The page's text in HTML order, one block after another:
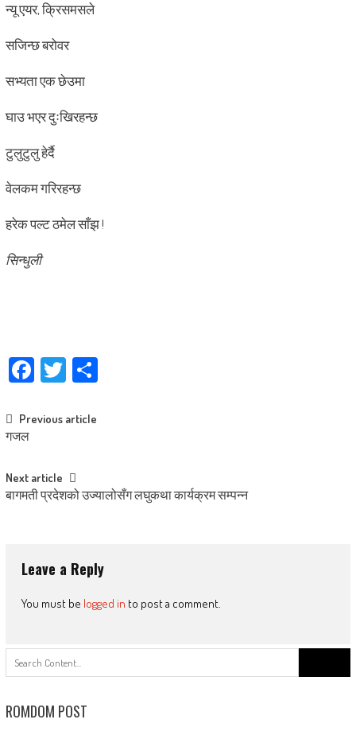
न्यू एयर, क्रिसमसले
सजिन्छ बरोवर
सभ्यता एक छेउमा
घाउ भएर दुःखिरहन्छ
टुलुटुलु हेर्दै
वेलकम गरिरहन्छ
हरेक पल्ट ठमेल साँझ !
सिन्धुली
Facebook
TwitterShare
Post
navigation
Previous article
गजल
Next article
बागमती प्रदेशको उज्यालोसँग लघुकथा कार्यक्रम सम्पन्न
Leave a Reply
You must be logged in to post a comment.
for:
ROMDOM POST